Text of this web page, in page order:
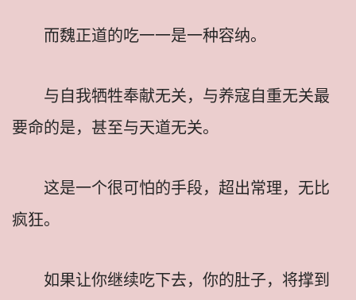
而魏正道的吃一一是一种容纳。
与自我牺牲奉献无关，与养寇自重无关最
要命的是，甚至与天道无关。
这是一个很可怕的手段，超出常理，无比
疯狂。
如果让你继续吃下去，你的肚子，将撑到